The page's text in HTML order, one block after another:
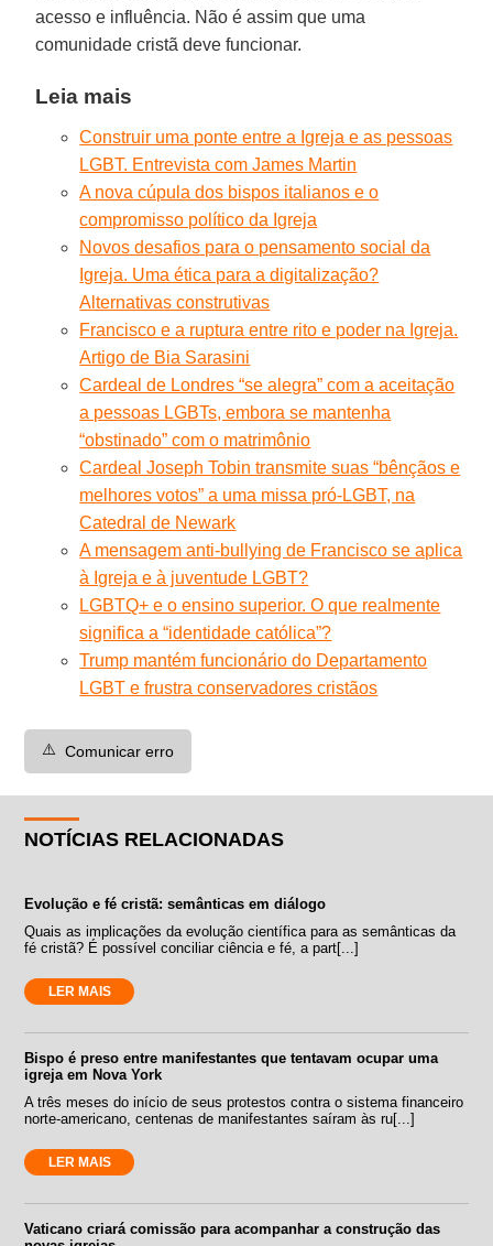
acesso e influência. Não é assim que uma
comunidade cristã deve funcionar.
Leia mais
Construir uma ponte entre a Igreja e as pessoas
LGBT. Entrevista com James Martin
A nova cúpula dos bispos italianos e o
compromisso político da Igreja
Novos desafios para o pensamento social da
Igreja. Uma ética para a digitalização?
Alternativas construtivas
Francisco e a ruptura entre rito e poder na Igreja.
Artigo de Bia Sarasini
Cardeal de Londres “se alegra” com a aceitação
a pessoas LGBTs, embora se mantenha
“obstinado” com o matrimônio
Cardeal Joseph Tobin transmite suas “bênçãos e
melhores votos” a uma missa pró-LGBT, na
Catedral de Newark
A mensagem anti-bullying de Francisco se aplica
à Igreja e à juventude LGBT?
LGBTQ+ e o ensino superior. O que realmente
significa a “identidade católica”?
Trump mantém funcionário do Departamento
LGBT e frustra conservadores cristãos
⚠️ Comunicar erro
NOTÍCIAS RELACIONADAS
Evolução e fé cristã: semânticas em diálogo
Quais as implicações da evolução científica para as semânticas da
fé cristã? É possível conciliar ciência e fé, a part[...]
LER MAIS
Bispo é preso entre manifestantes que tentavam ocupar uma
igreja em Nova York
A três meses do início de seus protestos contra o sistema financeiro
norte-americano, centenas de manifestantes saíram às ru[...]
LER MAIS
Vaticano criará comissão para acompanhar a construção das